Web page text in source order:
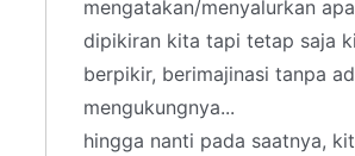
mengatakan/menyalurkan
dipikiran kita tapi tetap saja
berpikir, berimajinasi tanpa
mengukungnya...
hingga nanti pada saatnya,